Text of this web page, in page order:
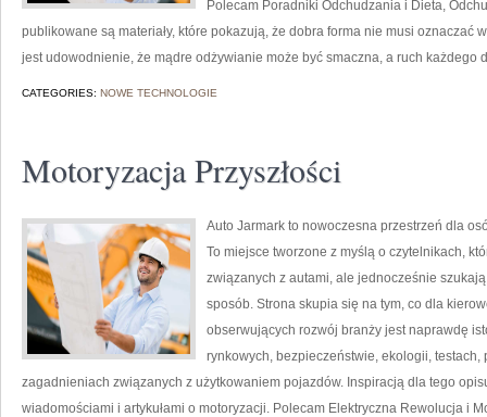
Polecam Poradniki Odchudzania i Dieta,
publikowane są materiały, które pokazują, że dobra forma nie musi oznaczać
jest udowodnienie, że mądre odżywianie może być smaczna, a ruch każdego
CATEGORIES: NOWE TECHNOLOGIE
Motoryzacja Przyszłości
Auto Jarmark to nowoczesna przestrzeń dla
To miejsce tworzone z myślą o czytelnikach,
związanych z autami, ale jednocześnie
sposób. Strona skupia się na tym, co dla
obserwujących rozwój branży jest naprawdę
rynkowych, bezpieczeństwie, ekologii,
zagadnieniach związanych z użytkowaniem pojazdów. Inspiracją dla tego
wiadomościami i artykułami o motoryzacji. Polecam Elektryczna Rewolucja i